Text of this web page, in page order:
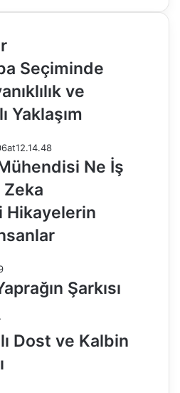
Seçiminde
ve
Yaklaşım
Ne İş
Zeka
Hikayelerin
Şarkısı
Dost ve Kalbin